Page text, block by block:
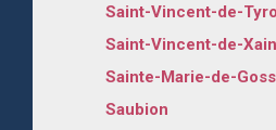
Saint-Vincent-de-
Saint-Vincent-de-
Sainte-Marie-de-
Saubion